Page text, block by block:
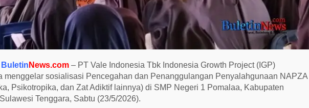
Buletin News.com – PT Vale Indonesia Tbk Indonesia Growth Project (IGP)
menggelar sosialisasi Pencegahan dan Penanggulangan Penyalahgunaan NAPZA
Psikotropika, dan Zat Adiktif lainnya) di SMP Negeri 1 Pomalaa, Kabupaten
Tenggara, Sabtu (23/5/2026).